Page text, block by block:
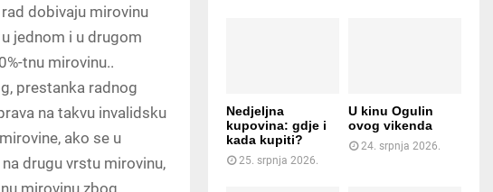
dobivaju mirovinu
jednom i u drugom
tnu mirovinu..
prestanka radnog
na takvu invalidsku
ako se u
drugu vrstu mirovinu,
Nedjeljna
kupovina: gdje i
kada kupiti?
25. srpnja 2026.
U kinu Ogulin
ovog vikenda
24. srpnja 2026.